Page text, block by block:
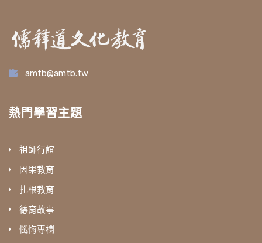
amtb@amtb.tw
熱門學習主題
祖師行誼
因果教育
扎根教育
德育故事
懺悔專欄